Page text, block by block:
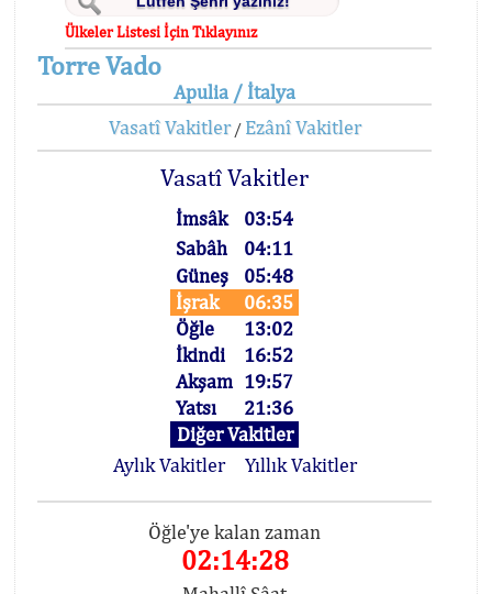
Ülkeler Listesi İçin Tıklayınız
Torre Vado
Apulia / İtalya
Vasatî Vakitler/ Ezânî Vakitler
Vasatî Vakitler
İmsâk
03:54
Sabâh
04:11
Güneş
05:48
İşrak
06:35
Öğle
13:02
İkindi
16:52
Akşam 19:57
Yatsı
21:36
Diğer Vakitler
Aylık Vakitler
Yıllık Vakitler
Öğle'ye kalan zaman
02:14:28